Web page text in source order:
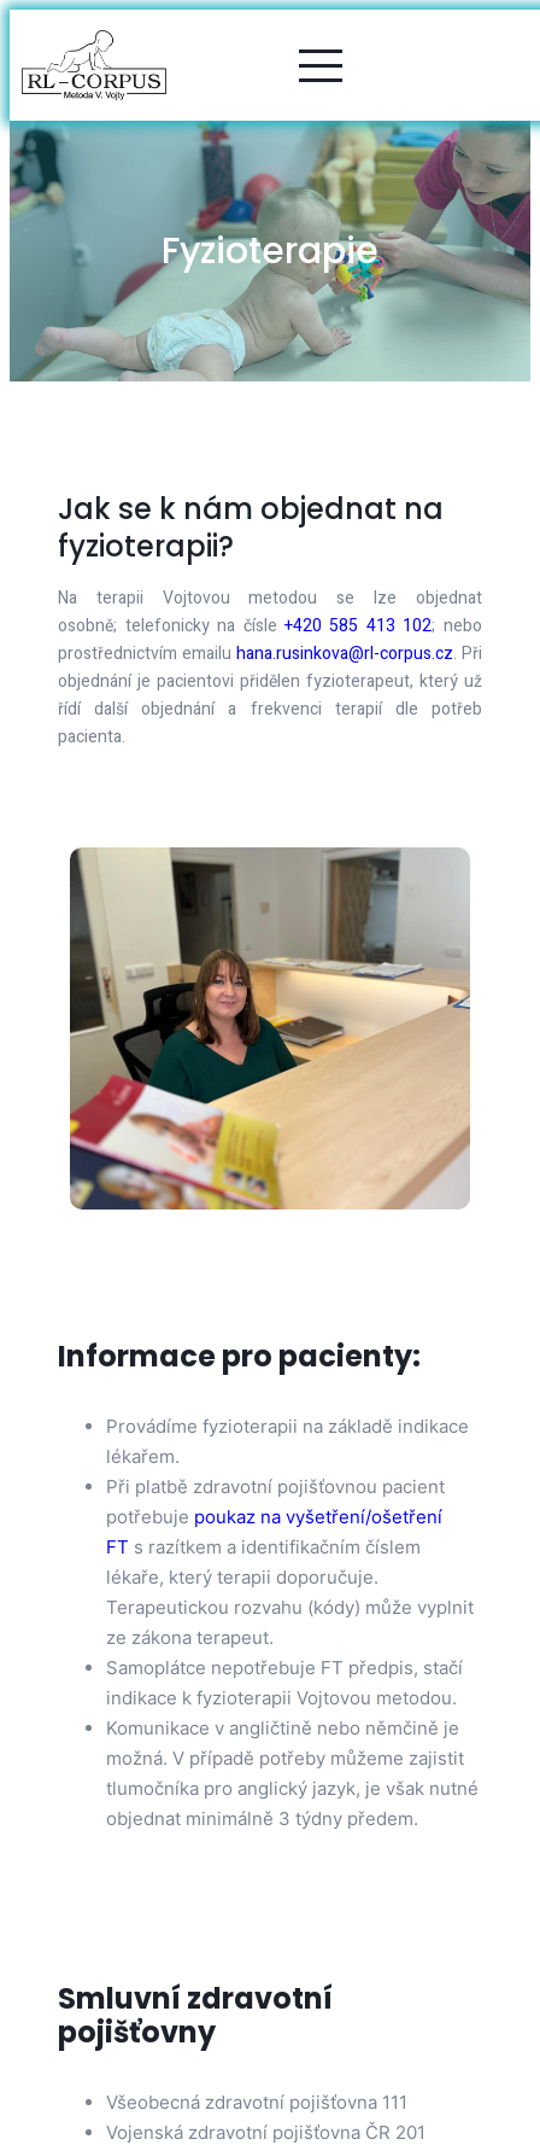
Fyzioterapie
Jak se k nám objednat na
fyzioterapii?
Na terapii Vojtovou metodou se lze objednat
osobně; telefonicky na čísle +420 585 413 102; nebo
prostřednictvím emailu hana.rusinkova@rl-corpus.cz. Při
objednání je pacientovi přidělen fyzioterapeut, který už
řídí další objednání a frekvenci terapií dle potřeb
pacienta.
Informace pro pacienty:
Provádíme fyzioterapii na základě indikace
lékařem.
Při platbě zdravotní pojišťovnou pacient
potřebuje poukaz na vyšetření/ošetření
FT s razítkem a identifikačním číslem
lékaře, který terapii doporučuje.
Terapeutickou rozvahu (kódy) může vyplnit
ze zákona terapeut.
Samoplátce nepotřebuje FT předpis, stačí
indikace k fyzioterapii Vojtovou metodou.
Komunikace v angličtině nebo němčině je
možná. V případě potřeby můžeme zajistit
tlumočníka pro anglický jazyk, je však nutné
objednat minimálně 3 týdny předem.
Smluvní zdravotní
pojišťovny
Všeobecná zdravotní pojišťovna 111
Vojenská zdravotní pojišťovna ČR 201